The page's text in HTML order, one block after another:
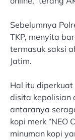
Sebelumnya
TKP, menyita
termasuk saksi
Jatim.
Hal itu
disita kepolisian
antaranya
kopi merk “NEO
minuman kopi